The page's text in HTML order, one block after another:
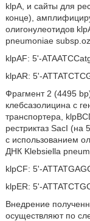
klpA, и сайты для
конце),
олигонулеотидов
pneumoniae
klpAF: 5'-
klpAR: 5'-
Фрагмент 2 (4495
клебсазолицина с
транспортера,
рестриктаз SacI
с использованием
ДНК Klebsiella
klpCF: 5'-
klpER: 5'-
Внедрение
осуществляют по